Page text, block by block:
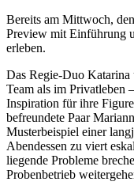
Bereits am Mittwoch,
Preview mit Einführung
erleben.
Das Regie-Duo Katarina
Team als im Privatleben
Inspiration für ihre
befreundete Paar
Musterbeispiel einer
Abendessen zu viert
liegende Probleme
Probenbetrieb